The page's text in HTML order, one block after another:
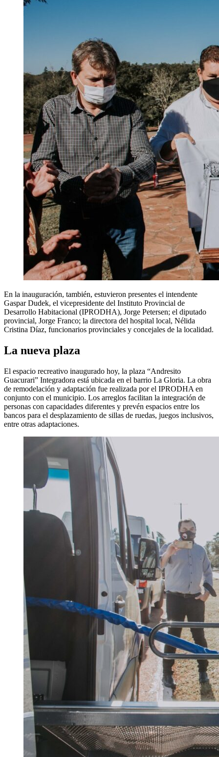
En la inauguración, también, estuvieron presentes el intendente
Gaspar Dudek, el vicepresidente del Instituto Provincial de
Desarrollo Habitacional (IPRODHA), Jorge Petersen; el diputado
provincial, Jorge Franco; la directora del hospital local, Nélida
Cristina Díaz, funcionarios provinciales y concejales de la localidad.
La nueva plaza
El espacio recreativo inaugurado hoy, la plaza “Andresito
Guacurari” Integradora está ubicada en el barrio La Gloria. La obra
de remodelación y adaptación fue realizada por el IPRODHA en
conjunto con el municipio. Los arreglos facilitan la integración de
personas con capacidades diferentes y prevén espacios entre los
bancos para el desplazamiento de sillas de ruedas, juegos inclusivos,
entre otras adaptaciones.